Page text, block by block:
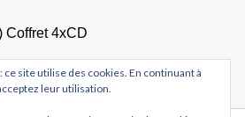
Coffret 4xCD
site utilise des cookies. En continuant à
leur utilisation.